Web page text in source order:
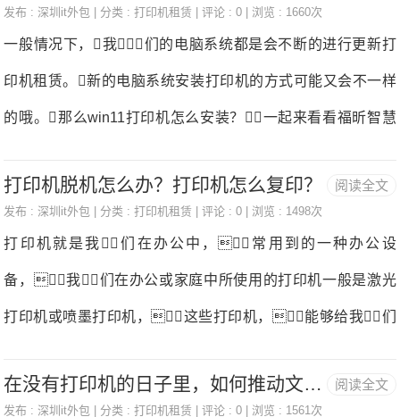
赁。如果打印机处于联机状态仍无法打印文档，此时你
可以重新开启打印机，不仅清除了打印机内存，
还能解决不少的打
如果联机指示灯显示联机正常，请先关掉打印机，
然后再打开，重新打印文档试试。此操作能清除打印
机内存中存放的打印文档数据并能解决许多问题，但有时
这种方法会导致打印输出混
发布 : 深圳it外包 | 分类 :打印机租赁 | 评论 : 0 | 浏览 : 1660次
一般情况下，我们的电脑系统都是会不断的进行更新打
印机租赁。新的电脑系统安装打印机的方式可能又会不一样
的哦。那么win11打印机怎么安装？一起来看看福昕智慧
印、企业/团队打印、设备厂商赋能等专业远程打印领域,是您
印机租赁。3.进入打印机和扫描仪管理界面，点击【添加设
置】自动搜索可以添加的打印机打印机租赁。4.如果找不到，
阅读全文
打印机脱机怎么办？打印机怎么复印？
发布 : 深圳it外包 | 分类 :打印机租赁 | 评论 : 0 | 浏览 : 1498次
打印机就是我们在办公中，常用到的一种办公设
备，我们在办公或家庭中所使用的打印机一般是激光
打印机或喷墨打印机，这些打印机，能够给我们
么办呢？接下来不妨跟着福昕智慧打印的小编来看看有关内
阅读全文
在没有打印机的日子里，如何推动文化传播？谈谈韩愈作品的流传
发布 : 深圳it外包 | 分类 :打印机租赁 | 评论 : 0 | 浏览 : 1561次